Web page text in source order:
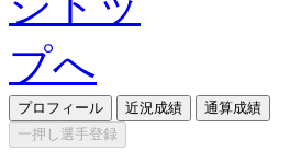
プロフィール 近況成績
通算成績
一押し選手登録